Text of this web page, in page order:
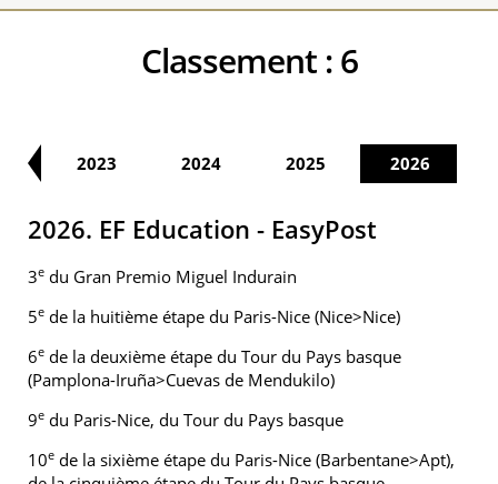
Classement :6
2023 2024 2025 2026
2026. EF Education - EasyPost
3e du Gran Premio Miguel Indurain
5e de la huitième étape du Paris-Nice (Nice>Nice)
6e de la deuxième étape du Tour du Pays basque
(Pamplona-Iruña>Cuevas de Mendukilo)
9e du Paris-Nice, du Tour du Pays basque
10e de la sixième étape du Paris-Nice (Barbentane>Apt),